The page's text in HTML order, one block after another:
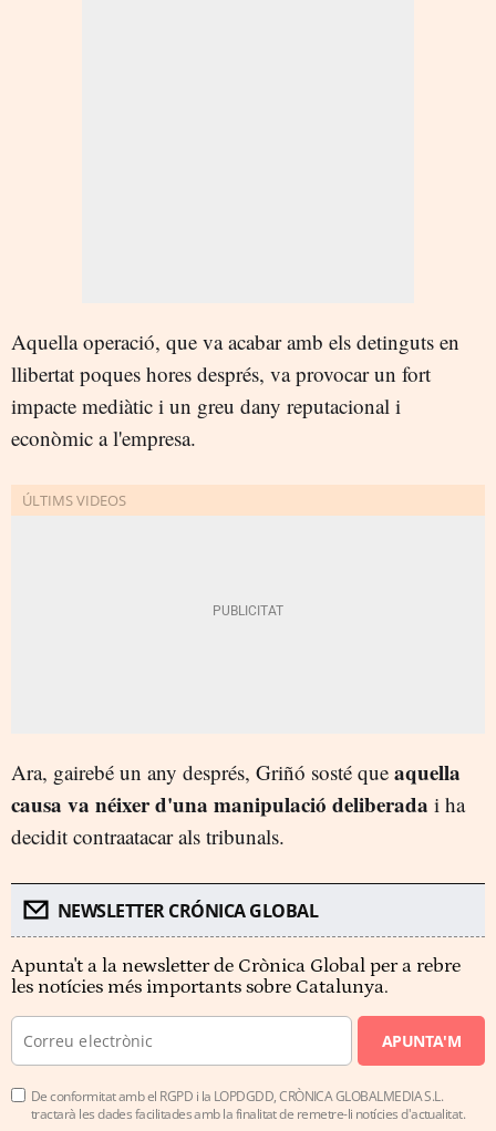
Aquella operació, que va acabar amb els detinguts en
llibertat poques hores després, va provocar un fort
impacte mediàtic i un greu dany reputacional i
econòmic a l'empresa.
Ara, gairebé un any després, Griñó sosté que aquella
causa va néixer d'una manipulació deliberada i ha
decidit contraatacar als tribunals.
NEWSLETTER CRÓNICA GLOBAL
Apunta't a la newsletter de Crònica Global per a rebre
les notícies més importants sobre Catalunya.
APUNTA'M
De conformitat amb el RGPD i la LOPDGDD, CRÒNICA GLOBALMEDIA S.L.
tractarà les dades facilitades amb la finalitat de remetre-li notícies d'actualitat.